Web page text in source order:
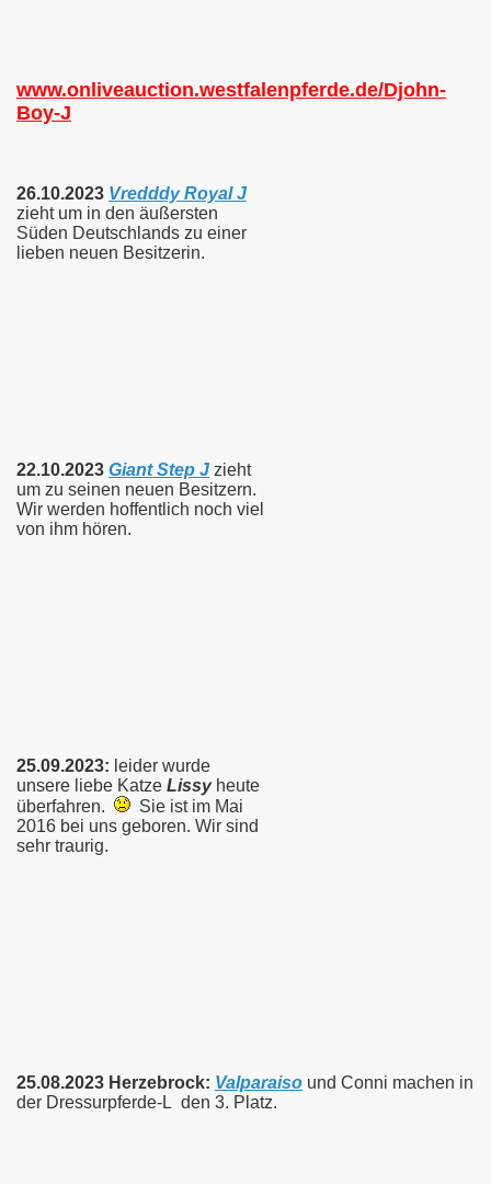
www.onliveauction.westfalenpferde.de/Djohn-
Boy-J
26.10.2023 Vredddy Royal J
zieht um in den äußersten
Süden Deutschlands zu einer
lieben neuen Besitzerin.
22.10.2023 Giant Step J zieht
um zu seinen neuen Besitzern.
Wir werden hoffentlich noch viel
von ihm hören.
25.09.2023: leider wurde
unsere liebe Katze Lissyheute
überfahren.
Sie ist im Mai
2016 bei uns geboren. Wir sind
sehr traurig.
25.08.2023 Herzebrock: Valparaiso und Conni machen in
der Dressurpferde-L den 3. Platz.